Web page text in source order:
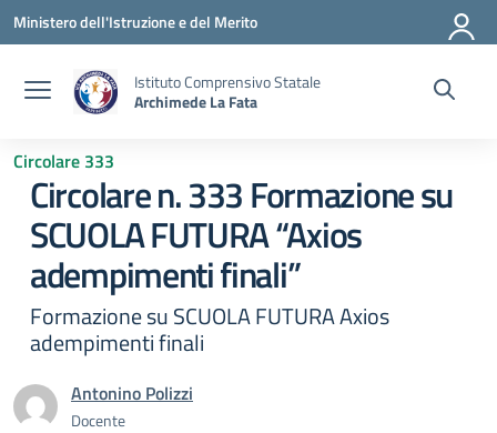
Vai ai contenuti
Vai al menu di navigazione
Vai al footer
Ministero dell'Istruzione e del Merito
Istituto Comprensivo Statale
Archimede La Fata
Circolare 333
Circolare n. 333 Formazione su
SCUOLA FUTURA “Axios
adempimenti finali”
Formazione su SCUOLA FUTURA Axios
adempimenti finali
Antonino Polizzi
Docente